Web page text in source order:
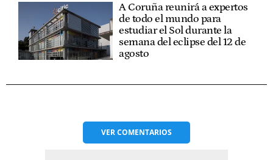
A Coruña reunirá a expertos
de todo el mundo para
estudiar el Sol durante la
semana del eclipse del 12 de
agosto
VERCOMENTARIOS